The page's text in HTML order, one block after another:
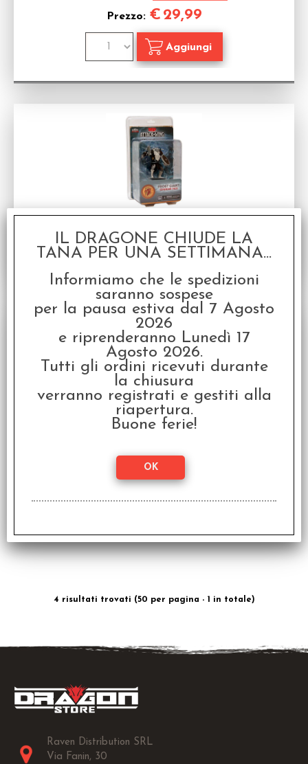
Prezzo: € 29,99
Espansione in inglese per D&D Miniatures
Disponibilità: NON DISPONIBILE
Pokethulhu Miniatures
Miniature di Pokethulhu
Prezzo:€
4 risultati trovati (50 per pagina - 1 in totale)
Raven Distribution SRL
Via Fanin, 30
IL DRAGONE CHIUDE LA
TANA PER UNA SETTIMANA...
Informiamo che le spedizioni
saranno sospese
per la pausa estiva dal 7 Agosto
2026
e riprenderanno Lunedì 17
Agosto 2026.
Tutti gli ordini ricevuti durante
la chiusura
verranno registrati e gestiti alla
riapertura.
Buone ferie!